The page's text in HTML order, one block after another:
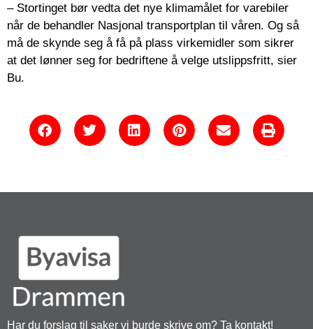
– Stortinget bør vedta det nye klimamålet for varebiler
når de behandler Nasjonal transportplan til våren. Og så
må de skynde seg å få på plass virkemidler som sikrer
at det lønner seg for bedriftene å velge utslippsfritt, sier
Bu.
Har du forslag til saker vi burde skrive om? Ta kontakt!